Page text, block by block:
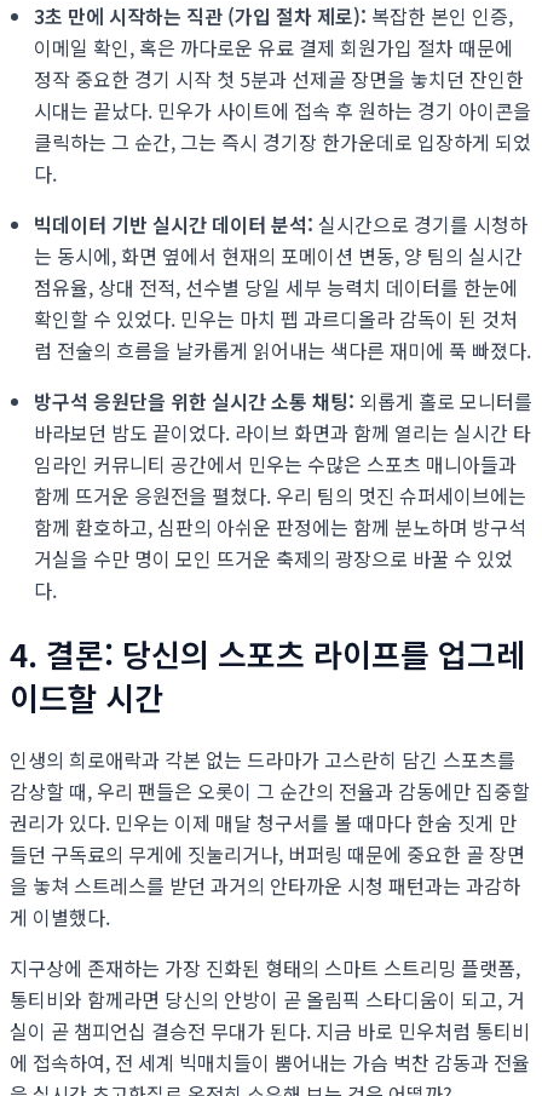
3초 만에 시작하는 직관 (가입 절차 제로): 복잡한 본인 인증,
이메일 확인, 혹은 까다로운 유료 결제 회원가입 절차 때문에
정작 중요한 경기 시작 첫 5분과 선제골 장면을 놓치던 잔인한
시대는 끝났다. 민우가 사이트에 접속 후 원하는 경기 아이콘을
클릭하는 그 순간, 그는 즉시 경기장 한가운데로 입장하게 되었
다.
빅데이터 기반 실시간 데이터 분석: 실시간으로 경기를 시청하
는 동시에, 화면 옆에서 현재의 포메이션 변동, 양 팀의 실시간
점유율, 상대 전적, 선수별 당일 세부 능력치 데이터를 한눈에
확인할 수 있었다. 민우는 마치 펩 과르디올라 감독이 된 것처
럼 전술의 흐름을 날카롭게 읽어내는 색다른 재미에 푹 빠졌다.
방구석 응원단을 위한 실시간 소통 채팅: 외롭게 홀로 모니터를
바라보던 밤도 끝이었다. 라이브 화면과 함께 열리는 실시간 타
임라인 커뮤니티 공간에서 민우는 수많은 스포츠 매니아들과
함께 뜨거운 응원전을 펼쳤다. 우리 팀의 멋진 슈퍼세이브에는
함께 환호하고, 심판의 아쉬운 판정에는 함께 분노하며 방구석
거실을 수만 명이 모인 뜨거운 축제의 광장으로 바꿀 수 있었
다.
4. 결론: 당신의 스포츠 라이프를 업그레
이드할 시간
인생의 희로애락과 각본 없는 드라마가 고스란히 담긴 스포츠를
감상할 때, 우리 팬들은 오롯이 그 순간의 전율과 감동에만 집중할
권리가 있다. 민우는 이제 매달 청구서를 볼 때마다 한숨 짓게 만
들던 구독료의 무게에 짓눌리거나, 버퍼링 때문에 중요한 골 장면
을 놓쳐 스트레스를 받던 과거의 안타까운 시청 패턴과는 과감하
게 이별했다.
지구상에 존재하는 가장 진화된 형태의 스마트 스트리밍 플랫폼,
통티비와 함께라면 당신의 안방이 곧 올림픽 스타디움이 되고, 거
실이 곧 챔피언십 결승전 무대가 된다. 지금 바로 민우처럼 통티비
에 접속하여, 전 세계 빅매치들이 뿜어내는 가슴 벅찬 감동과 전율